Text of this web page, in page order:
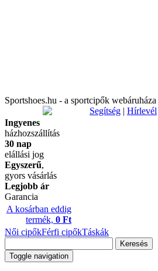
Sportshoes.hu - a sportcipők webáruháza
Segítség | Hírlevél
Ingyenes
házhozszállítás
30 nap
elállási jog
Egyszerű,
gyors vásárlás
Legjobb ár
Garancia
A kosárban eddig
termék, 0 Ft
Női cipőkFérfi cipőkTáskák
Keresés
Toggle navigation